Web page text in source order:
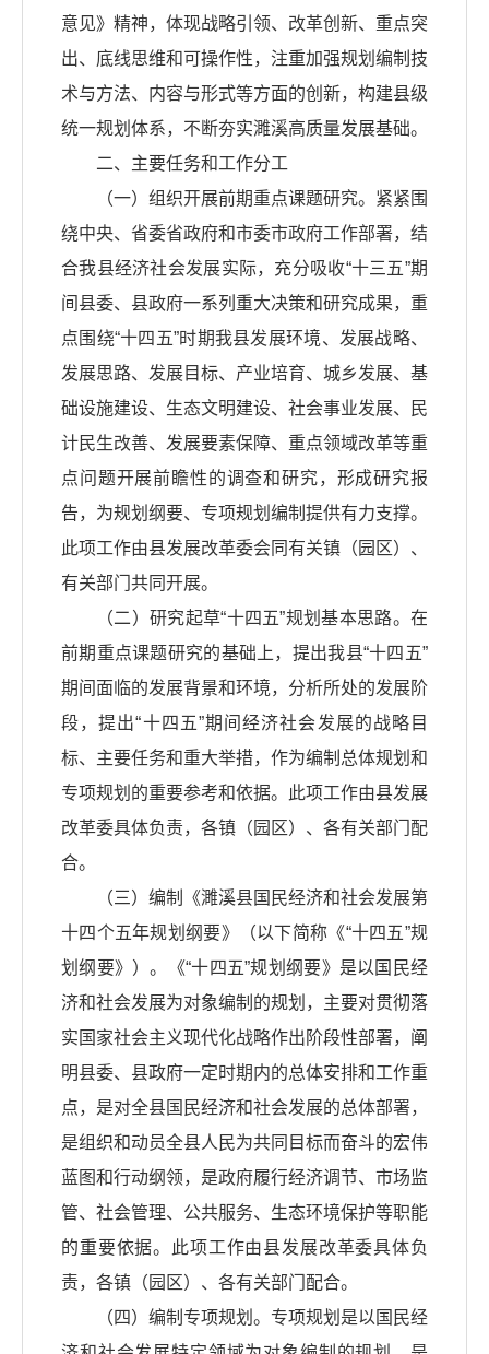
意见》精神，体现战略引领、改革创新、重点突
出、底线思维和可操作性，注重加强规划编制技
术与方法、内容与形式等方面的创新，构建县级
统一规划体系，不断夯实濉溪高质量发展基础。
二、主要任务和工作分工
（一）组织开展前期重点课题研究。紧紧围
绕中央、省委省政府和市委市政府工作部署，结
合我县经济社会发展实际，充分吸收“十三五”期
间县委、县政府一系列重大决策和研究成果，重
点围绕“十四五”时期我县发展环境、发展战略、
发展思路、发展目标、产业培育、城乡发展、基
础设施建设、生态文明建设、社会事业发展、民
计民生改善、发展要素保障、重点领域改革等重
点问题开展前瞻性的调查和研究，形成研究报
告，为规划纲要、专项规划编制提供有力支撑。
此项工作由县发展改革委会同有关镇（园区）、
有关部门共同开展。
（二）研究起草“十四五”规划基本思路。在
前期重点课题研究的基础上，提出我县“十四五”
期间面临的发展背景和环境，分析所处的发展阶
段，提出“十四五”期间经济社会发展的战略目
标、主要任务和重大举措，作为编制总体规划和
专项规划的重要参考和依据。此项工作由县发展
改革委具体负责，各镇（园区）、各有关部门配
合。
（三）编制《濉溪县国民经济和社会发展第
十四个五年规划纲要》（以下简称《“十四五”规
划纲要》）。《“十四五”规划纲要》是以国民经
济和社会发展为对象编制的规划，主要对贯彻落
实国家社会主义现代化战略作出阶段性部署，阐
明县委、县政府一定时期内的总体安排和工作重
点，是对全县国民经济和社会发展的总体部署，
是组织和动员全县人民为共同目标而奋斗的宏伟
蓝图和行动纲领，是政府履行经济调节、市场监
管、社会管理、公共服务、生态环境保护等职能
的重要依据。此项工作由县发展改革委具体负
责，各镇（园区）、各有关部门配合。
（四）编制专项规划。专项规划是以国民经